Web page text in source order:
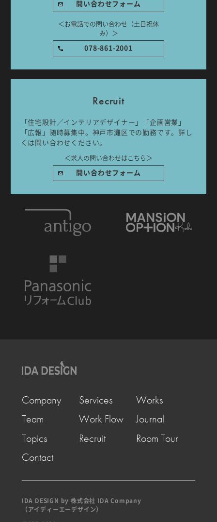
問い合わせフォーム
＜お電話での問い合わせ（土日祝休
み）＞
078-861-2001
Recruit
「住宅設計／インテリアデザイナー」「企画営業」
「広報」随時募集中。神戸市灘区での勤務です。詳し
くは問い合わせください。
＜求人の問い合わせはこちら＞
問い合わせフォーム
Company Services
Works
Team
Work Flow
Journal
Topics
Recruit
Room Tour
Contact
IDA DESIGN by 株式会社 IDA Company
（アイディーエーデザイン）
IDA DESIGN by 株式会社 IDA Company
兵庫県神戸市灘区水道筋6丁目7番18号 NK103ビル1F
TEL.078-861-2001（営業時間：09:00〜17:00 土日祝休み）
Room Tour
ご相談はこちらから